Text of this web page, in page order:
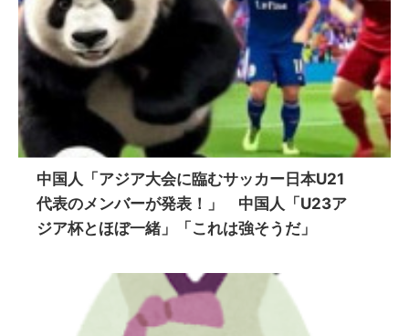
中国人「アジア大会に臨むサッカー日本U21
代表のメンバーが発表！」 中国人「U23ア
ジア杯とほぼ一緒」「これは強そうだ」